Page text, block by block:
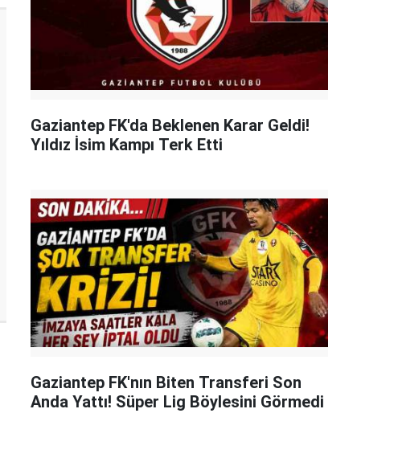
Gaziantep FK'da Beklenen Karar Geldi!
Yıldız İsim Kampı Terk Etti
Gaziantep FK'nın Biten Transferi Son
Anda Yattı! Süper Lig Böylesini Görmedi